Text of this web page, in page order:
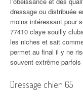
dressage ou distribuée
moins intéressant pour
77410 claye souilly
les niches et sait
permet au final il y ne
souvent extrême parfois
Dressage chien 65